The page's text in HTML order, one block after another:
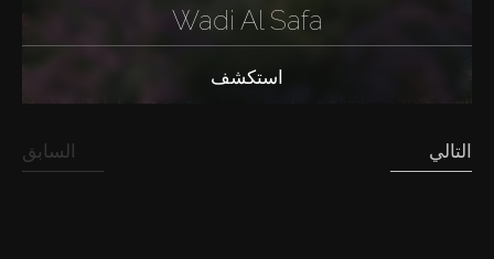
Wadi Al Safa
استكشف
السابق التالي